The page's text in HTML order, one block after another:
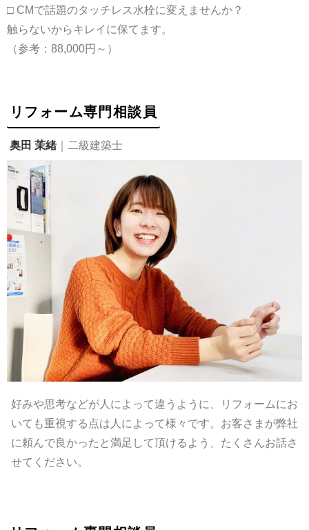
□ CMで話題のタッチレス水栓に変えませんか？
触らないからキレイに保てます。
（参考：88,000円～）
リフォーム専門相談員
奥田 茉緒 ｜二級建築士
好みや思考などが人によって違うように、リフォームにお
いても重視する点は人によって様々です。お客さまが弊社
に頼んで良かったと満足して頂けるよう、たくさんお話さ
せてください。